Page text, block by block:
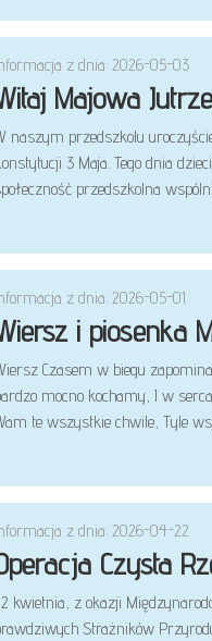
Majowa
z dnia: 2026-05-03
naszym przedszkolu
3 Maja. Tego dnia
przedszkolna
i piosenka
z dnia: 2026-05-01
Czasem w biegu
mocno kochamy, I w
te wszystkie chwile, Tyle
Czysta
z dnia: 2026-04-22
kwietnia, z okazji
Strażników